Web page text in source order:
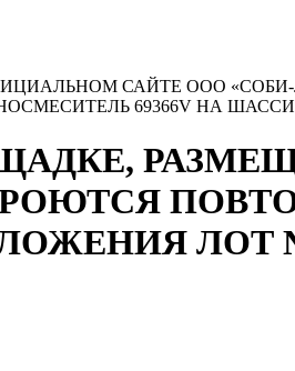
САЙТЕ ООО
69366V НА ШАССИ
ЛОТ